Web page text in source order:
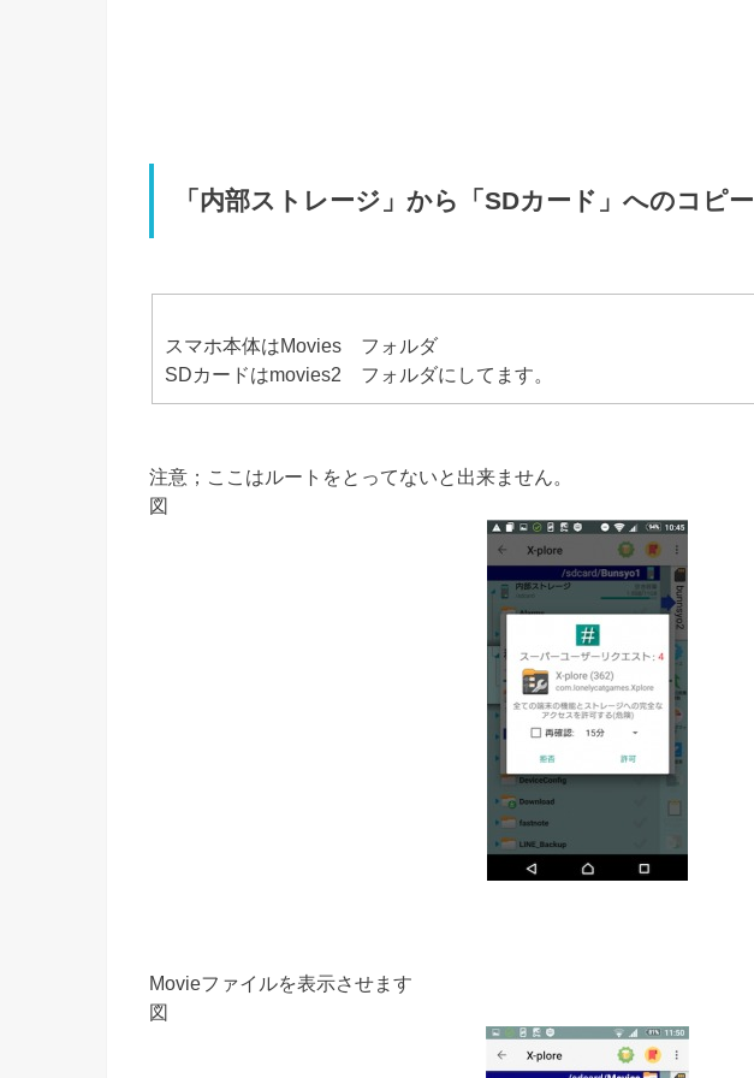
「内部ストレージ」から「SDカード」へのコピー
スマホ本体はMovies フォルダ
SDカードはmovies2 フォルダにしてます。
注意；ここはルートをとってないと出来ません。
図
Movieファイルを表示させます
図